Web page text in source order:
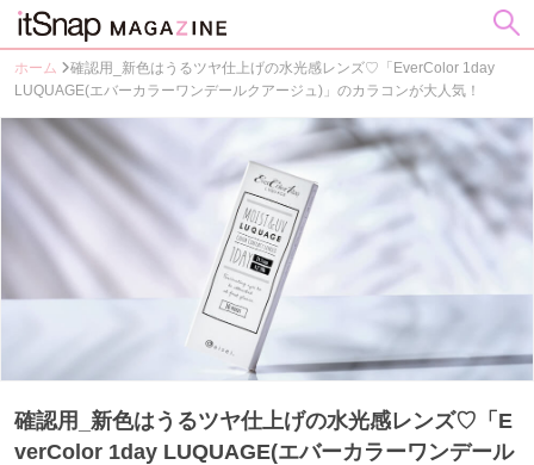
ホーム
確認用_新色はうるツヤ仕上げの水光感レンズ♡「EverColor 1day
LUQUAGE(エバーカラーワンデールクアージュ)」のカラコンが大人気！
確認用_新色はうるツヤ仕上げの水光感レンズ♡「E
verColor 1day LUQUAGE(エバーカラーワンデール